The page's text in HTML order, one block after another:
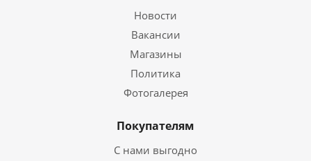
Новости
Вакансии
Магазины
Политика
Фотогалерея
Покупателям
С нами выгодно